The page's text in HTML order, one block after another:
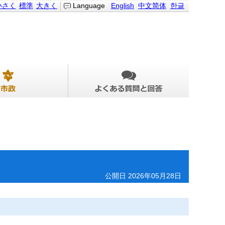
Language English 中文简体 한글
さく 標準 大きく
公開日 2026年05月28日